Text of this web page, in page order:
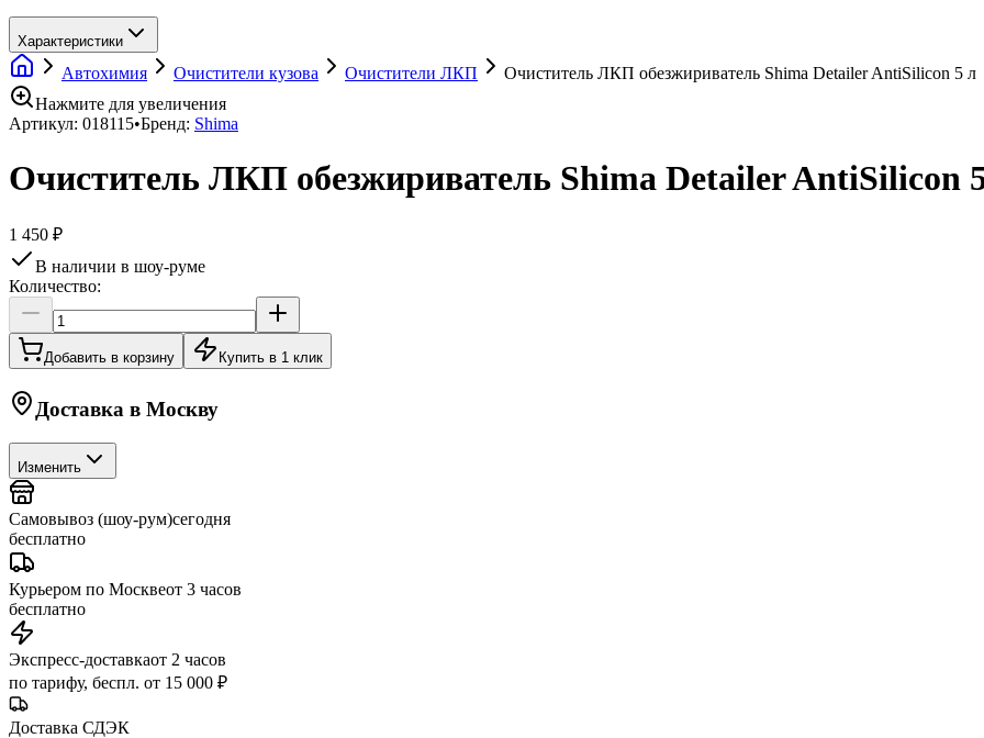
Характеристики
Автохимия Очистители кузова Очистители ЛКП
Очиститель ЛКП обезжириватель Shima Detailer AntiSilicon 5 л
Нажмите для увеличения
Артикул: 018115•Бренд: Shima
Очиститель ЛКП обезжириватель Shima Detailer AntiSilicon
1 450 ₽
В наличии в шоу-руме
Количество:
Добавить в корзину Купить в 1 клик
Доставка в Москву
Изменить
Самовывоз (шоу-рум)сегодня
бесплатно
Курьером по Москвеот 3 часов
бесплатно
Экспресс-доставкаот 2 часов
по тарифу, беспл. от 15 000 ₽
Доставка СДЭК